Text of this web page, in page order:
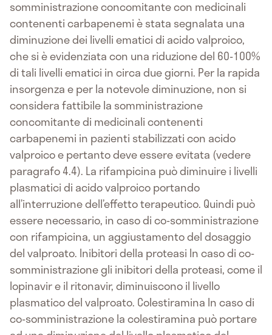
somministrazione concomitante con medicinali
contenenti carbapenemi è stata segnalata una
diminuzione dei livelli ematici di acido valproico,
che si è evidenziata con una riduzione del 60-100%
di tali livelli ematici in circa due giorni. Per la rapida
insorgenza e per la notevole diminuzione, non si
considera fattibile la somministrazione
concomitante di medicinali contenenti
carbapenemi in pazienti stabilizzati con acido
valproico e pertanto deve essere evitata (vedere
paragrafo 4.4). La rifampicina può diminuire i livelli
plasmatici di acido valproico portando
all’interruzione dell’effetto terapeutico. Quindi può
essere necessario, in caso di co-somministrazione
con rifampicina, un aggiustamento del dosaggio
del valproato. Inibitori della proteasi In caso di co-
somministrazione gli inibitori della proteasi, come il
lopinavir e il ritonavir, diminuiscono il livello
plasmatico del valproato. Colestiramina In caso di
co-somministrazione la colestiramina può portare